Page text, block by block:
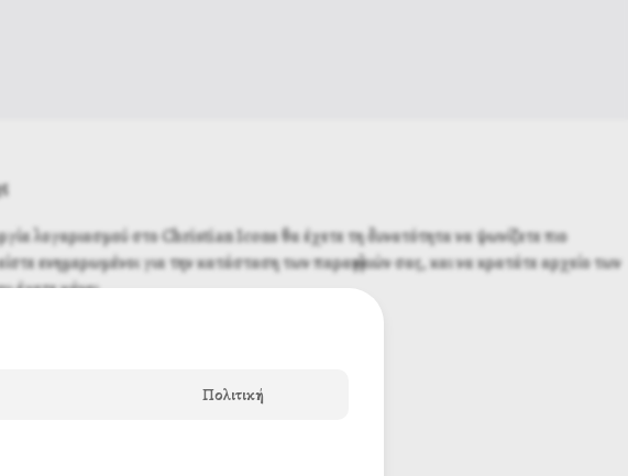
λογαριασμού στο Christian Icons θα έχετε τη δυνατότητα να ψωνίζετε πιο
ενημερωμένοι για την κατάσταση των παραγγελιών σας, και να κρατάτε αρχείο των
έχετε κάνει.
Πολιτική